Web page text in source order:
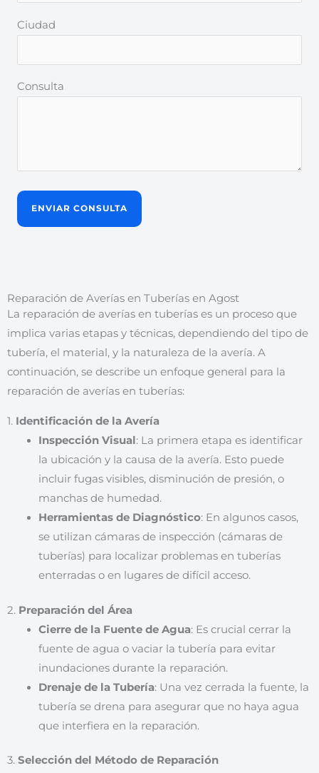
Ciudad
Consulta
Reparación de Averías en Tuberías en Agost
La reparación de averías en tuberías es un proceso que
implica varias etapas y técnicas, dependiendo del tipo de
tubería, el material, y la naturaleza de la avería. A
continuación, se describe un enfoque general para la
reparación de averías en tuberías:
1. Identificación de la Avería
Inspección Visual: La primera etapa es identificar
la ubicación y la causa de la avería. Esto puede
incluir fugas visibles, disminución de presión, o
manchas de humedad.
Herramientas de Diagnóstico: En algunos casos,
se utilizan cámaras de inspección (cámaras de
tuberías) para localizar problemas en tuberías
enterradas o en lugares de difícil acceso.
2. Preparación del Área
Cierre de la Fuente de Agua: Es crucial cerrar la
fuente de agua o vaciar la tubería para evitar
inundaciones durante la reparación.
Drenaje de la Tubería: Una vez cerrada la fuente, la
tubería se drena para asegurar que no haya agua
que interfiera en la reparación.
3. Selección del Método de Reparación